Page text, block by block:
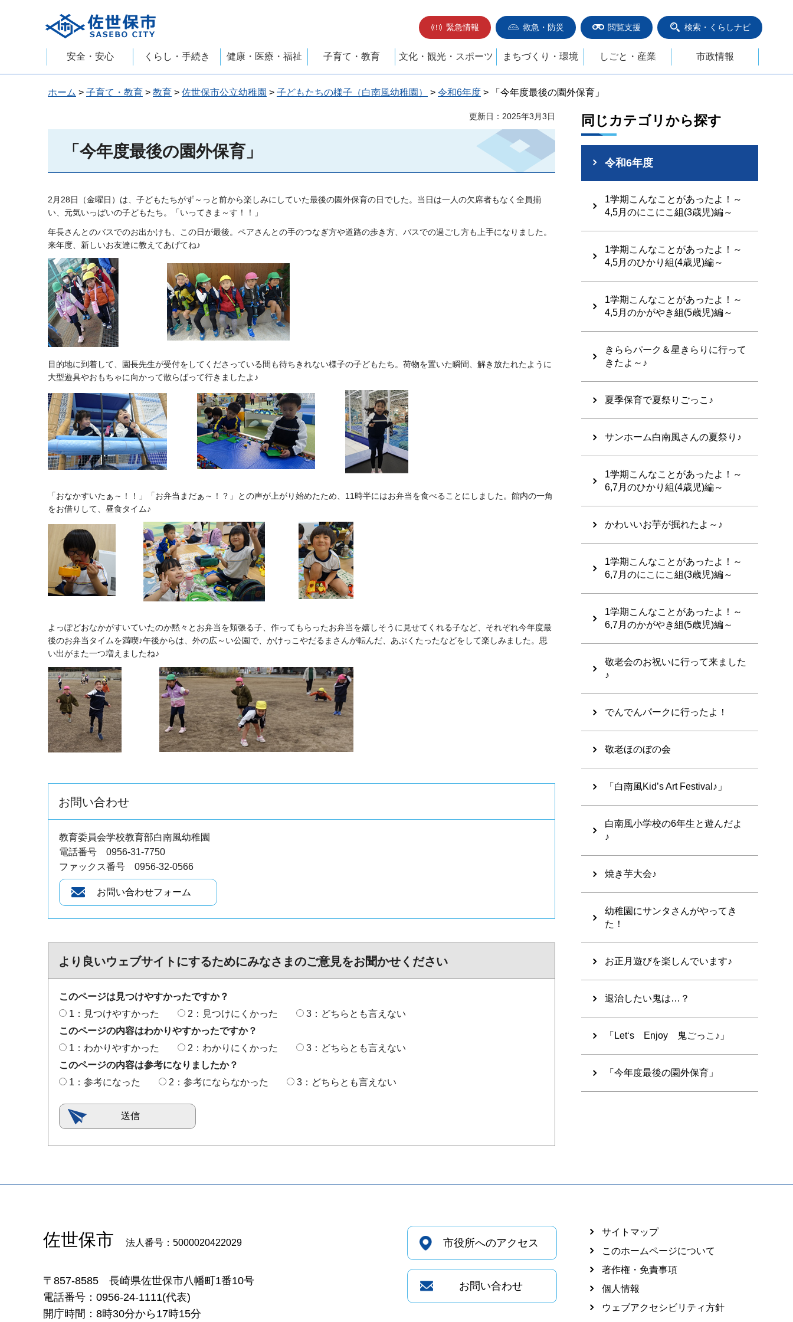
佐世保市
緊急情報
救急・防災 閲覧支援 検索・くらしナビ
安全・安心 くらし・手続き 健康・医療・福祉 子育て・教育 文化・観光・スポーツ まちづくり・環境 しごと・産業 市政情報
ホーム > 子育て・教育 > 教育 > 佐世保市公立幼稚園 > 子どもたちの様子（白南風幼稚園） > 令和6年度 > 「今年度最後の園外保育」
更新日：2025年3月3日
「今年度最後の園外保育」
2月28日（金曜日）は、子どもたちがず～っと前から楽しみにしていた最後の園外保育の日でした。当日は一人の欠席者もなく全員揃
い、元気いっぱいの子どもたち。「いってきま～す！！」
年長さんとのバスでのお出かけも、この日が最後。ペアさんとの手のつなぎ方や道路の歩き方、バスでの過ごし方も上手になりました。
来年度、新しいお友達に教えてあげてね♪
目的地に到着して、園長先生が受付をしてくださっている間も待ちきれない様子の子どもたち。荷物を置いた瞬間、解き放たれたように
大型遊具やおもちゃに向かって散らばって行きましたよ♪
「おなかすいたぁ～！！」「お弁当まだぁ～！？」との声が上がり始めたため、11時半にはお弁当を食べることにしました。館内の一角
をお借りして、昼食タイム♪
よっぽどおなかがすいていたのか黙々とお弁当を頬張る子、作ってもらったお弁当を嬉しそうに見せてくれる子など、それぞれ今年度最
後のお弁当タイムを満喫♪午後からは、外の広～い公園で、かけっこやだるまさんが転んだ、あぶくたったなどをして楽しみました。思
い出がまた一つ増えましたね♪
お問い合わせ
教育委員会学校教育部白南風幼稚園
電話番号 0956-31-7750
ファックス番号 0956-32-0566
より良いウェブサイトにするためにみなさまのご意見をお聞かせください
このページは見つけやすかったですか？
1：見つけやすかった
2：見つけにくかった
3：どちらとも言えない
このページの内容はわかりやすかったですか？
1：わかりやすかった
2：わかりにくかった
3：どちらとも言えない
このページの内容は参考になりましたか？
1：参考になった
2：参考にならなかった 3：どちらとも言えない
同じカテゴリから探す
令和6年度
1学期こんなことがあったよ！～
4,5月のにこにこ組(3歳児)編～
1学期こんなことがあったよ！～
4,5月のひかり組(4歳児)編～
1学期こんなことがあったよ！～
4,5月のかがやき組(5歳児)編～
きららパーク＆星きらりに行って
きたよ～♪
夏季保育で夏祭りごっこ♪
サンホーム白南風さんの夏祭り♪
1学期こんなことがあったよ！～
6,7月のひかり組(4歳児)編～
かわいいお芋が掘れたよ～♪
1学期こんなことがあったよ！～
6,7月のにこにこ組(3歳児)編～
1学期こんなことがあったよ！～
6,7月のかがやき組(5歳児)編～
敬老会のお祝いに行って来ました
♪
でんでんパークに行ったよ！
敬老ほのぼの会
「白南風Kid’s Art Festival♪」
白南風小学校の6年生と遊んだよ
♪
焼き芋大会♪
幼稚園にサンタさんがやってき
た！
お正月遊びを楽しんでいます♪
退治したい鬼は…？
「Let‘s Enjoy 鬼ごっこ♪」
「今年度最後の園外保育」
佐世保市 法人番号：5000020422029
〒857-8585 長崎県佐世保市八幡町1番10号
電話番号：0956-24-1111(代表)
開庁時間：8時30分から17時15分
市役所へのアクセス
お問い合わせ
サイトマップ
このホームページについて
著作権・免責事項
個人情報
ウェブアクセシビリティ方針